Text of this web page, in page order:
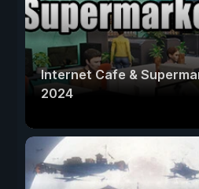
Internet Cafe &
2024